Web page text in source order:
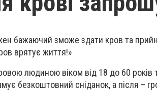
бажаючий зможе здати кров та
врятує життя!»
людиною віком від 18 до 60 років
безкоштовний сніданок, а після –